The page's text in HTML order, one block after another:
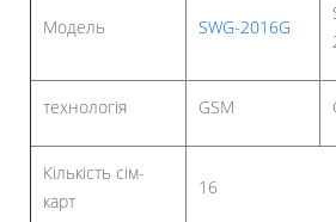
Модель SWG-2016G
технологія GSM
Кількість сім-
карт
16